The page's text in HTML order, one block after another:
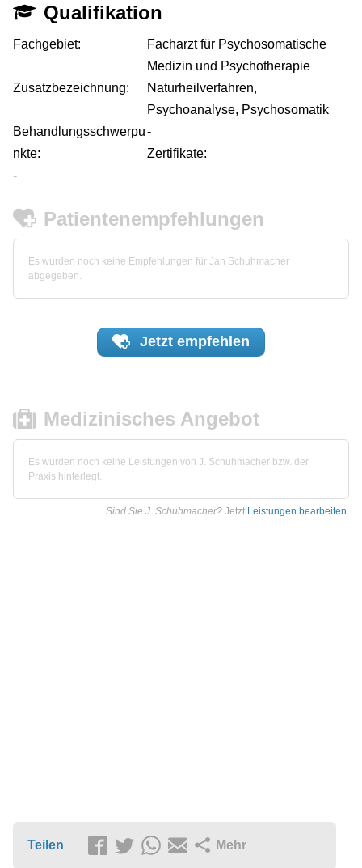
Qualifikation
Fachgebiet:
Facharzt für Psychosomatische
Medizin und Psychotherapie
Zusatzbezeichnung:
Naturheilverfahren,
Psychoanalyse, Psychosomatik
Behandlungsschwerpu
nkte:
-
Zertifikate:
-
Patientenempfehlungen
Es wurden noch keine Empfehlungen für Jan Schuhmacher
abgegeben.
Jetzt empfehlen
Medizinisches Angebot
Es wurden noch keine Leistungen von J. Schuhmacher bzw. der
Praxis hinterlegt.
Sind Sie J. Schuhmacher? Jetzt Leistungen bearbeiten.
Teilen Mehr